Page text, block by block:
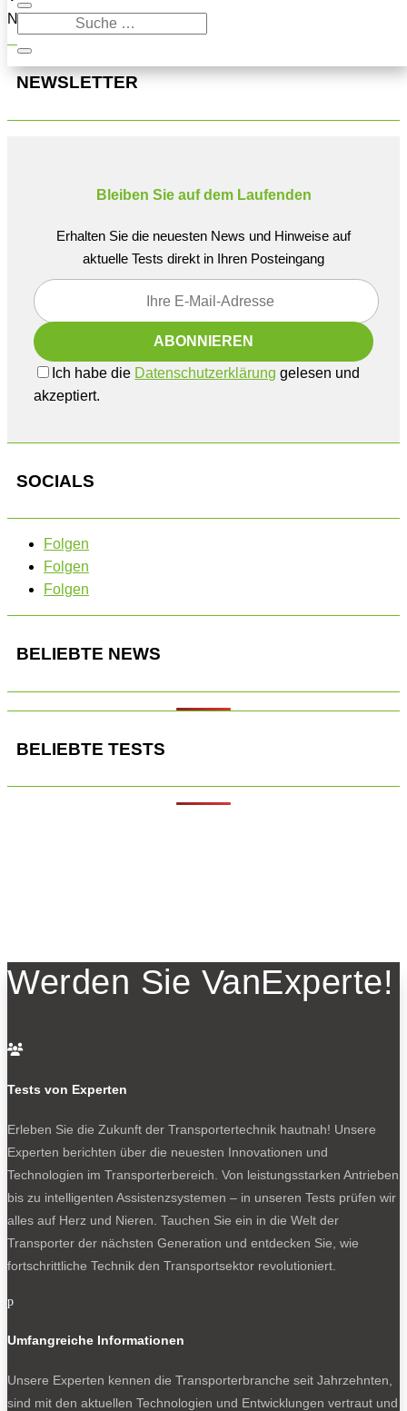
Navigation oben, um den Beitrag zu finden.
NEWSLETTER
Bleiben Sie auf dem Laufenden
Erhalten Sie die neuesten News und Hinweise auf
aktuelle Tests direkt in Ihren Posteingang
Ich habe die Datenschutzerklärung gelesen und
akzeptiert.
SOCIALS
Folgen
Folgen
Folgen
BELIEBTE NEWS
BELIEBTE TESTS
Werden Sie VanExperte!

Tests von Experten
Erleben Sie die Zukunft der Transportertechnik hautnah! Unsere
Experten berichten über die neuesten Innovationen und
Technologien im Transporterbereich. Von leistungsstarken Antrieben
bis zu intelligenten Assistenzsystemen – in unseren Tests prüfen wir
alles auf Herz und Nieren. Tauchen Sie ein in die Welt der
Transporter der nächsten Generation und entdecken Sie, wie
fortschrittliche Technik den Transportsektor revolutioniert.
p
Umfangreiche Informationen
Unsere Experten kennen die Transporterbranche seit Jahrzehnten,
sind mit den aktuellen Technologien und Entwicklungen vertraut und